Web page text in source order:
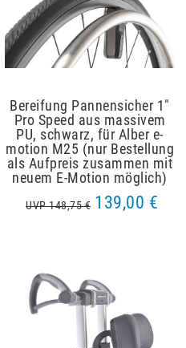
Bereifung Pannensicher 1"
Pro Speed aus massivem
PU, schwarz, für Alber e-
motion M25 (nur Bestellung
als Aufpreis zusammen mit
neuem E-Motion möglich)
UVP 148,75 € 139,00 €